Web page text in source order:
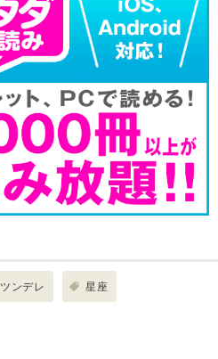
ツンデレ 星座